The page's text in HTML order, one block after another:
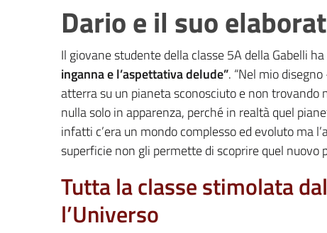
Dario e il suo
Il giovane studente della classe 5A della Gabelli
inganna e l’aspettativa delude”. “Nel mio
atterra su un pianeta sconosciuto e non trovando
nulla solo in apparenza, perché in realtà quel
infatti c’era un mondo complesso ed evoluto ma
superficie non gli permette di scoprire quel nuovo
Tutta la classe stimolata
l’Universo